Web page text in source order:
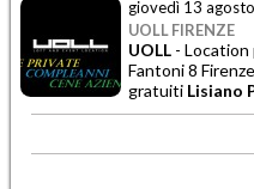
giovedì 13 agosto
UOLL FIRENZE
UOLL - Location
Fantoni 8
gratuiti Lisiano